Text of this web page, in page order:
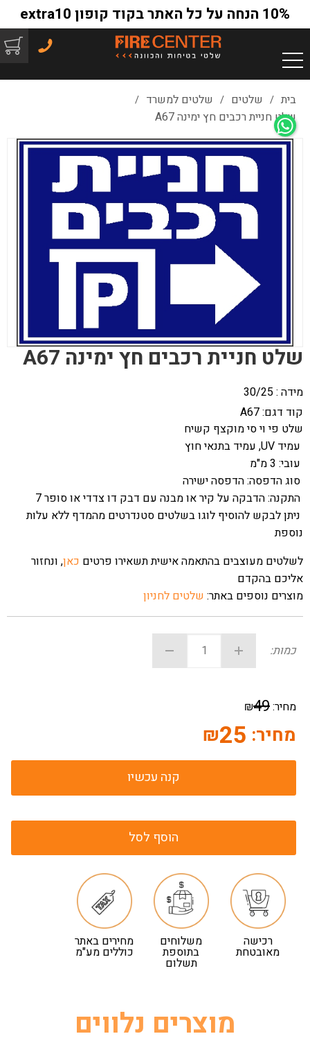
10% הנחה על כל האתר בקוד קופון extra10
בית / שלטים / שלטים למשרד /
שלט חניית רכבים חץ ימינה A67
שלט חניית רכבים חץ ימינה A67
מידה : 30/25
קוד דגם:A67
שלט פי וי סי מוקצף קשיח
עמיד UV, עמיד בתנאי חוץ
עובי: 3 מ"מ
סוג הדפסה: הדפסה ישירה
התקנה: הדבקה על קיר או מבנה עם דבק דו צדדי או סופר 7
ניתן לבקש להוסיף לוגו בשלטים סטנדרטים מהמדף ללא עלות
נוספת
לשלטים מעוצבים בהתאמה אישית תשאירו פרטים כאן, ונחזור
אליכם בהקדם
מוצרים נוספים באתר: שלטים לחניון
כמות:
מחיר:49
₪
מחיר: 25
₪
קנה עכשיו
הוסף לסל
רכישה
מאובטחת
משלוחים
בתוספת
תשלום
מחירים באתר
כוללים מע"מ
מוצרים נלווים